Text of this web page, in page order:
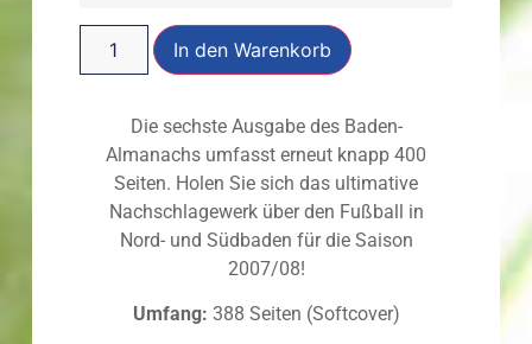
In den Warenkorb
Die sechste Ausgabe des Baden-
Almanachs umfasst erneut knapp 400
Seiten. Holen Sie sich das ultimative
Nachschlagewerk über den Fußball in
Nord- und Südbaden für die Saison
2007/08!
Umfang: 388 Seiten (Softcover)